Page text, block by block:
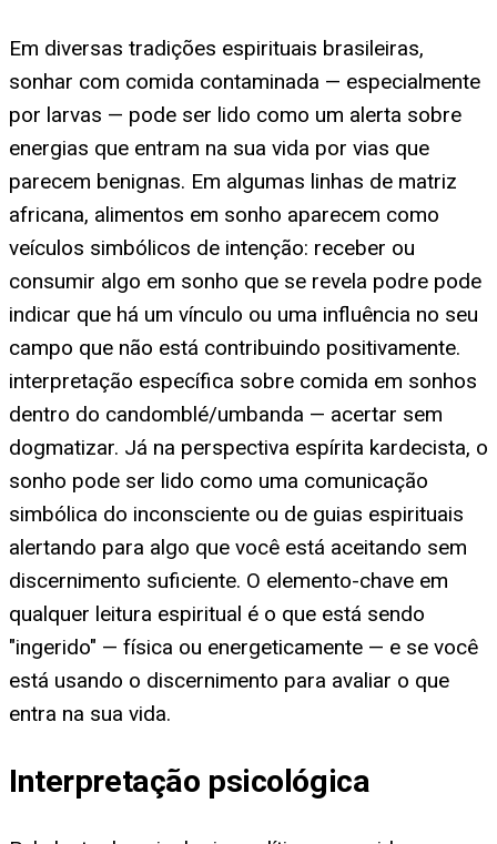
Em diversas tradições espirituais brasileiras,
sonhar com comida contaminada — especialmente
por larvas — pode ser lido como um alerta sobre
energias que entram na sua vida por vias que
parecem benignas. Em algumas linhas de matriz
africana, alimentos em sonho aparecem como
veículos simbólicos de intenção: receber ou
consumir algo em sonho que se revela podre pode
indicar que há um vínculo ou uma influência no seu
campo que não está contribuindo positivamente.
interpretação específica sobre comida em sonhos
dentro do candomblé/umbanda — acertar sem
dogmatizar. Já na perspectiva espírita kardecista, o
sonho pode ser lido como uma comunicação
simbólica do inconsciente ou de guias espirituais
alertando para algo que você está aceitando sem
discernimento suficiente. O elemento-chave em
qualquer leitura espiritual é o que está sendo
"ingerido" — física ou energeticamente — e se você
está usando o discernimento para avaliar o que
entra na sua vida.
Interpretação psicológica